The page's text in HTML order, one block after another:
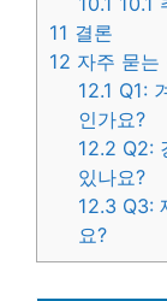
11 결론
12 자주 묻는
12.1 Q1:
인가요?
12.2 Q2:
있나요?
12.3 Q3:
요?